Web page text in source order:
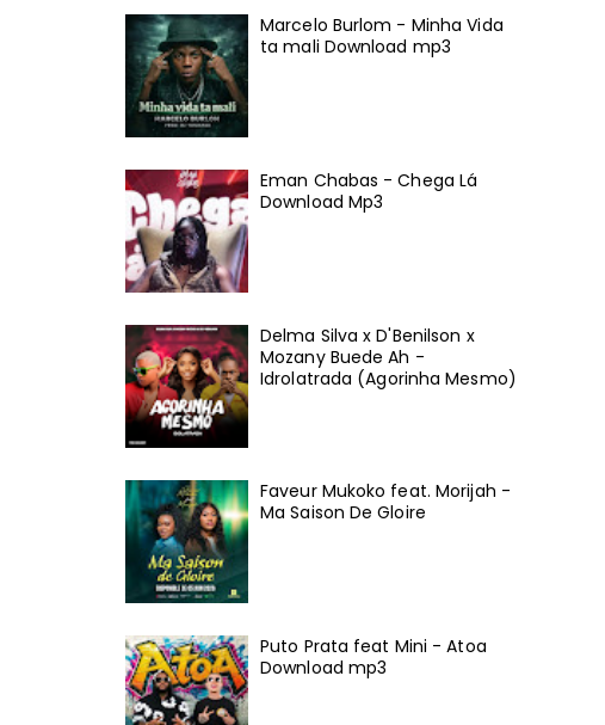
Marcelo Burlom - Minha Vida
ta mali Download mp3
Eman Chabas - Chega Lá
Download Mp3
Delma Silva x D'Benilson x
Mozany Buede Ah -
Idrolatrada (Agorinha Mesmo)
Faveur Mukoko feat. Morijah -
Ma Saison De Gloire
Puto Prata feat Mini - Atoa
Download mp3